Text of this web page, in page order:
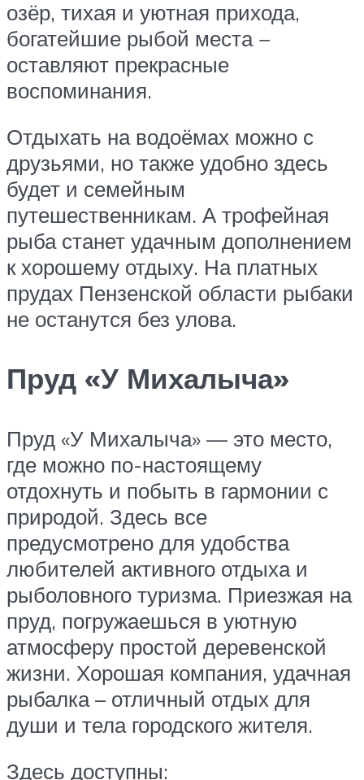
озёр, тихая и уютная прихода,
богатейшие рыбой места −
оставляют прекрасные
воспоминания.
Отдыхать на водоёмах можно с
друзьями, но также удобно здесь
будет и семейным
путешественникам. А трофейная
рыба станет удачным дополнением
к хорошему отдыху. На платных
прудах Пензенской области рыбаки
не останутся без улова.
Пруд «У Михалыча»
Пруд «У Михалыча» — это место,
где можно по-настоящему
отдохнуть и побыть в гармонии с
природой. Здесь все
предусмотрено для удобства
любителей активного отдыха и
рыболовного туризма. Приезжая на
пруд, погружаешься в уютную
атмосферу простой деревенской
жизни. Хорошая компания, удачная
рыбалка – отличный отдых для
души и тела городского жителя.
Здесь доступны: